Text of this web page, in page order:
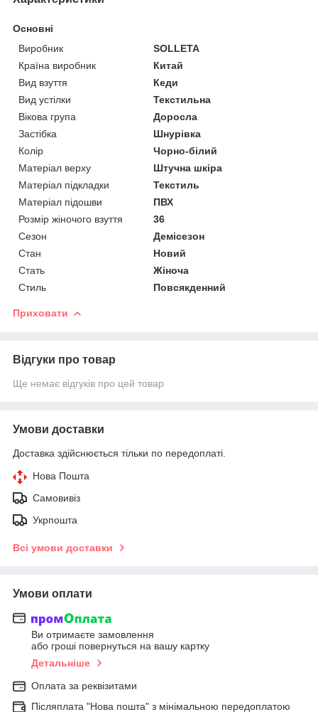
Основні
Виробник
SOLLETA
Країна виробник
Китай
Вид взуття
Кеди
Вид устілки
Текстильна
Вікова група
Доросла
Застібка
Шнурівка
Колір
Чорно-білий
Матеріал верху
Штучна шкіра
Матеріал підкладки
Текстиль
Матеріал підошви
ПВХ
Розмір жіночого взуття
36
Сезон
Демісезон
Стан
Новий
Стать
Жіноча
Стиль
Повсякденний
Приховати
Відгуки про товар
Ще немає відгуків про цей товар
Умови доставки
Доставка здійснюється тільки по передоплаті.
Нова Пошта
Самовивіз
Укрпошта
Всі умови доставки
Умови оплати
Ви отримаєте замовлення
або гроші повернуться на вашу картку
Детальніше
Оплата за реквізитами
Післяплата "Нова пошта" з мінімальною передоплатою